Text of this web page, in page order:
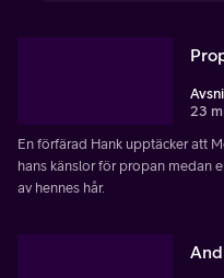
23
En förfärad Hank upptäcker att
hans känslor för propan medan
av hennes hår.